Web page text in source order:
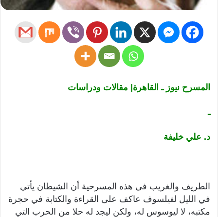
المسرح نيوز ـ القاهرة| مقالات ودراسات
ـ
د. علي خليفة
الطريف والغريب في هذه المسرحية أن الشيطان يأتي
في الليل لفيلسوف عاكف على القراءة والكتابة في حجرة
مكتبه، لا ليوسوس له، ولكن ليجد له حلا من الحرب التي